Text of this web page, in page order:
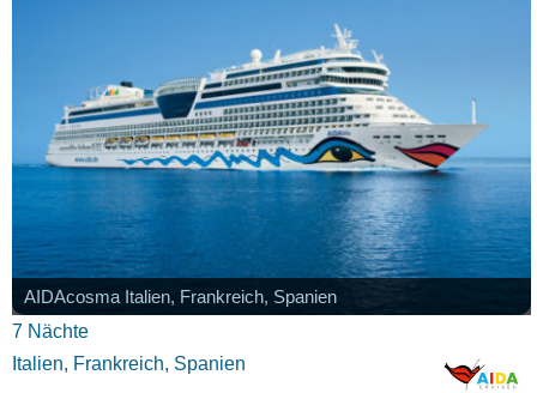
AIDAcosma Italien, Frankreich, Spanien
7 Nächte
Italien, Frankreich, Spanien